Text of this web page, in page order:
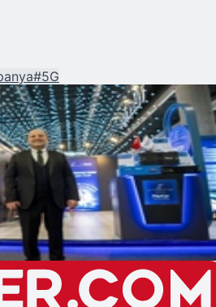
#5G
Teknoloji Çıkartması: 5G Yolunda